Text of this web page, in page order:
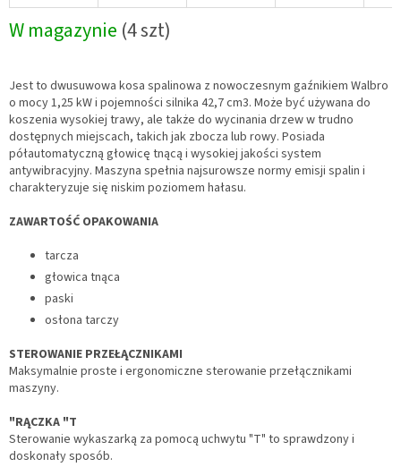
W magazynie (4 szt)
Jest to dwusuwowa kosa spalinowa z nowoczesnym gaźnikiem Walbro
o mocy 1,25 kW i pojemności silnika 42,7 cm3. Może być używana do
koszenia wysokiej trawy, ale także do wycinania drzew w trudno
dostępnych miejscach, takich jak zbocza lub rowy. Posiada
półautomatyczną głowicę tnącą i wysokiej jakości system
antywibracyjny. Maszyna spełnia najsurowsze normy emisji spalin i
charakteryzuje się niskim poziomem hałasu.
ZAWARTOŚĆ OPAKOWANIA
tarcza
głowica tnąca
paski
osłona tarczy
STEROWANIE PRZEŁĄCZNIKAMI
Maksymalnie proste i ergonomiczne sterowanie przełącznikami
maszyny.
"RĄCZKA "T
Sterowanie wykaszarką za pomocą uchwytu "T" to sprawdzony i
doskonały sposób.